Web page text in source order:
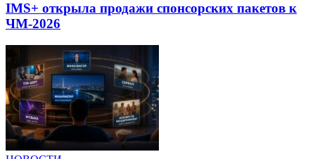
IMS+ открыла продажи спонсорских пакетов к
ЧМ-2026